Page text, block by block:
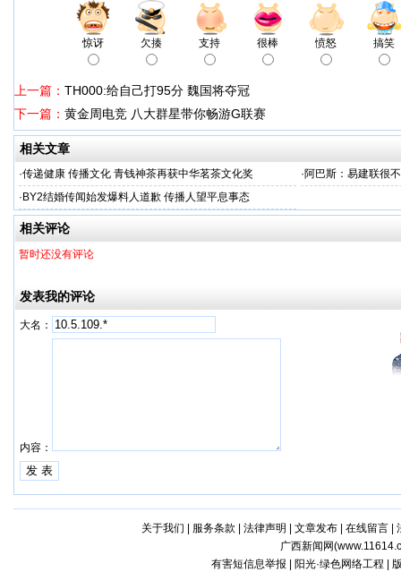
惊讶 欠揍 支持 很棒 愤怒 搞笑
上一篇： TH000:给自己打95分 魏国将夺冠
下一篇： 黄金周电竞 八大群星带你畅游G联赛
相关文章
·传递健康 传播文化 青钱神茶再获中华茗茶文化奖 ·阿巴斯：易建联很
· BY2结婚传闻始发爆料人道歉 传播人望平息事态
相关评论
暂时还没有评论
发表我的评论
大名：
内容：
关于我们 服务条款 法律声明 文章发布| 在线留言|
广西新闻网(
有害短信息举报 | 阳光·绿色网络工程 |